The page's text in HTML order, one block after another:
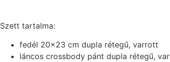
Szett tartalma:
fedél 20×23 cm dupla rétegű, varrott
láncos crossbody pánt dupla rétegű,